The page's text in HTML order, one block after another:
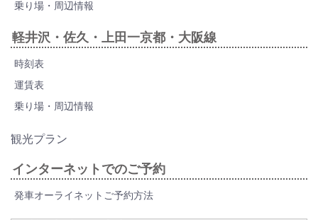
乗り場・周辺情報
軽井沢・佐久・上田一京都・大阪線
時刻表
運賃表
乗り場・周辺情報
観光プラン
インターネットでのご予約
発車オーライネットご予約方法